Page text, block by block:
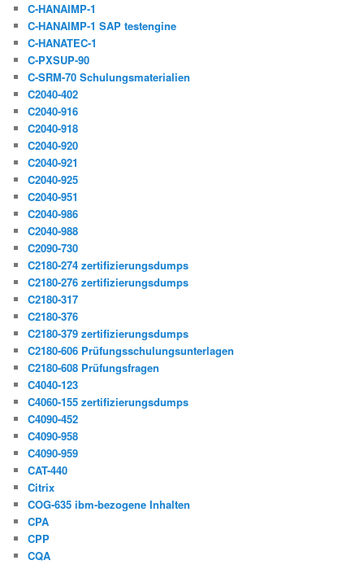
C-HANAIMP-1
C-HANAIMP-1 SAP testengine
C-HANATEC-1
C-PXSUP-90
C-SRM-70 Schulungsmaterialien
C2040-402
C2040-916
C2040-918
C2040-920
C2040-921
C2040-925
C2040-951
C2040-986
C2040-988
C2090-730
C2180-274 zertifizierungsdumps
C2180-276 zertifizierungsdumps
C2180-317
C2180-376
C2180-379 zertifizierungsdumps
C2180-606 Prüfungsschulungsunterlagen
C2180-608 Prüfungsfragen
C4040-123
C4060-155 zertifizierungsdumps
C4090-452
C4090-958
C4090-959
CAT-440
Citrix
COG-635 ibm-bezogene Inhalten
CPA
CPP
CQA